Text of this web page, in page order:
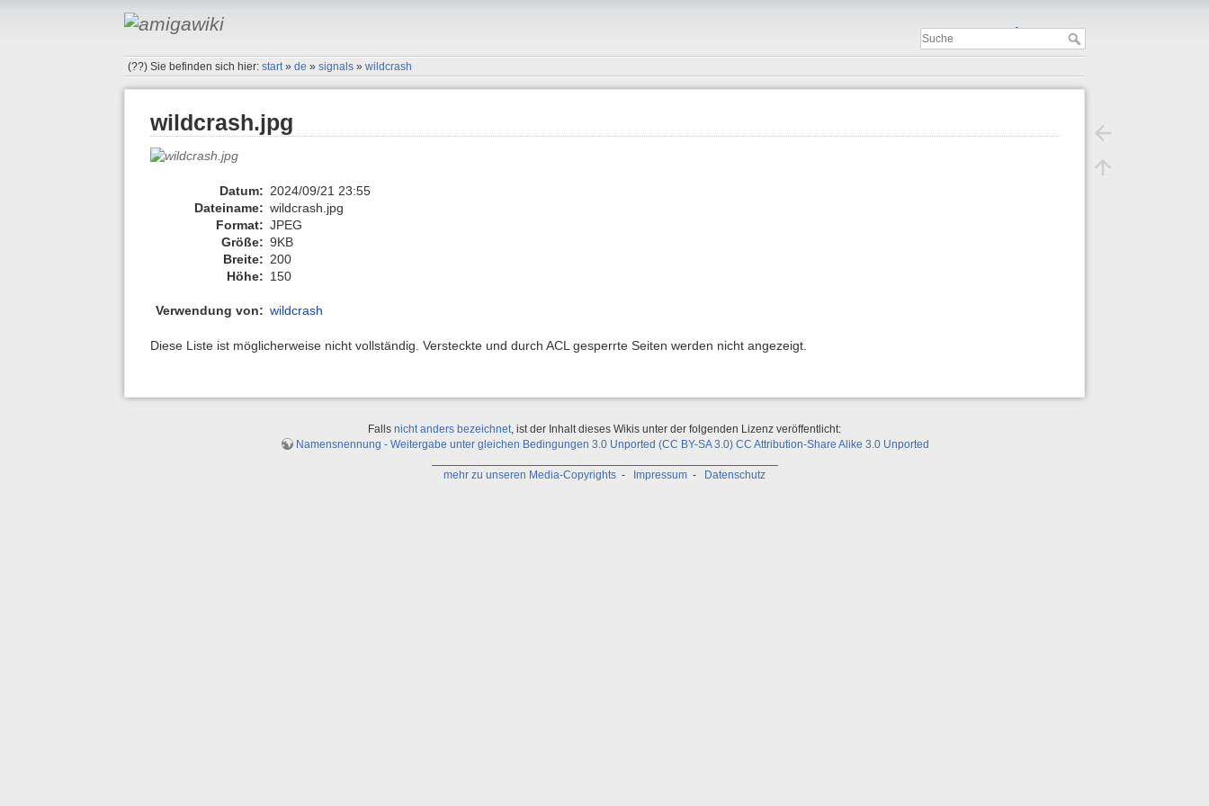
Important
(??)Sie befinden sich hier:start »de »signals »wildcrash
wildcrash.jpg
Datum: 2024/09/21 23:55
Dateiname: wildcrash.jpg
Format: JPEG
Größe: 9KB
Breite: 200
Höhe: 150
Verwendung von: wildcrash
Diese Liste ist möglicherweise nicht vollständig. Versteckte und durch ACL gesperrte Seiten werden nicht angezeigt.
Falls nicht anders bezeichnet, ist der Inhalt dieses Wikis unter der folgenden Lizenz veröffentlicht:
Namensnennung - Weitergabe unter gleichen Bedingungen 3.0 Unported (CC BY-SA 3.0) CC Attribution-Share Alike 3.0 Unported
mehr zu unseren Media-Copyrights - Impressum - Datenschutz